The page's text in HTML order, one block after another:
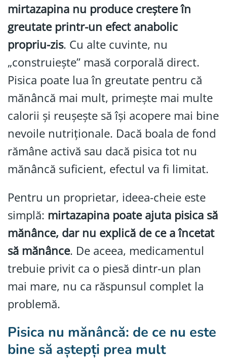
mirtazapina nu produce creștere în
greutate printr-un efect anabolic
propriu-zis. Cu alte cuvinte, nu
„construiește” masă corporală direct.
Pisica poate lua în greutate pentru că
mănâncă mai mult, primește mai multe
calorii și reușește să își acopere mai bine
nevoile nutriționale. Dacă boala de fond
rămâne activă sau dacă pisica tot nu
mănâncă suficient, efectul va fi limitat.
Pentru un proprietar, ideea-cheie este
simplă: mirtazapina poate ajuta pisica să
mănânce, dar nu explică de ce a încetat
să mănânce. De aceea, medicamentul
trebuie privit ca o piesă dintr-un plan
mai mare, nu ca răspunsul complet la
problemă.
Pisica nu mănâncă: de ce nu este
bine să aștepți prea mult